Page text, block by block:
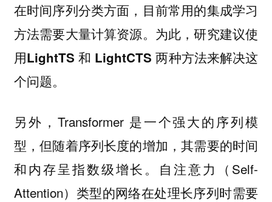
在时间序列分类方面，目前常用的集成学习
方法需要大量计算资源。为此，研究建议使
用LightTS 和 LightCTS 两种方法来解决这
个问题。
另外，Transformer 是一个强大的序列模
型，但随着序列长度的增加，其需要的时间
和内存呈指数级增长。自注意力（Self-
Attention）类型的网络在处理长序列时需要